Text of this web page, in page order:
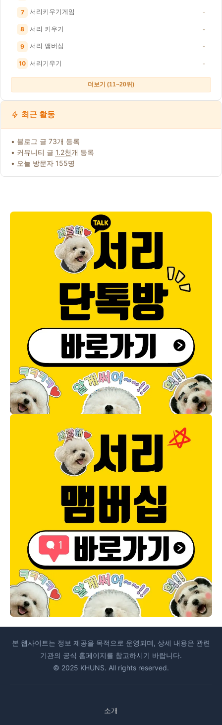
7 서리키우기게임 -
8 서리 키우기 -
9 서리 맴버십 -
10 서리기우기 -
더보기 (11~20위)
최근 활동
• 블로그 글 73개 등록
• 커뮤니티 글 1.2천개 등록
• 오늘 방문자 155명
본 웹사이트는 정보 제공을 목적으로 운영되며, 상세 내용은 관련
기관의 공식 홈페이지를 참고하시기 바랍니다.
© 2025 KHUNS. All rights reserved.
소개